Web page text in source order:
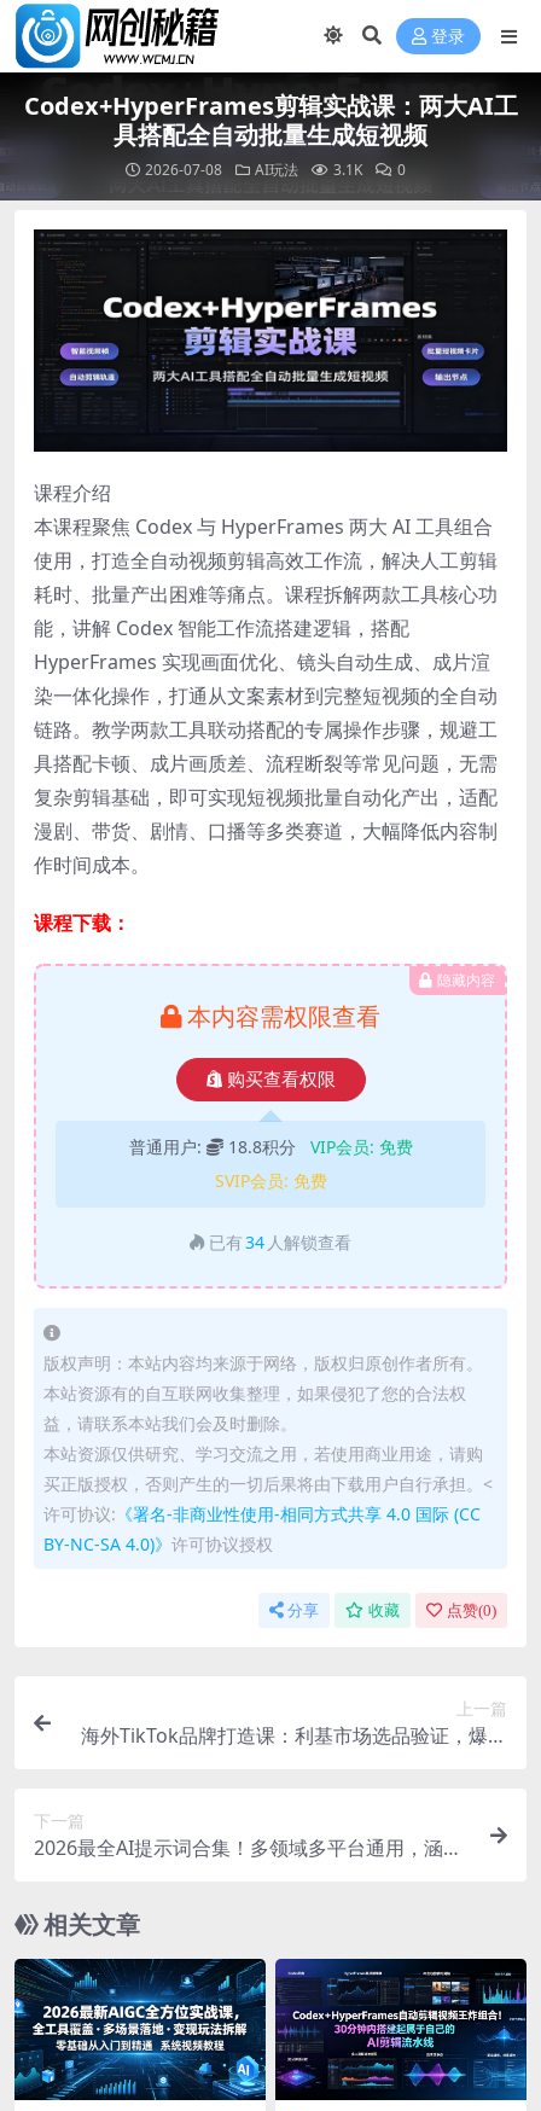
登录
Codex+HyperFrames剪辑实战课：两大AI工
具搭配全自动批量生成短视频
2026-07-08 AI玩法 3.1K 0
课程介绍
本课程聚焦 Codex 与 HyperFrames 两大 AI 工具组合
使用，打造全自动视频剪辑高效工作流，解决人工剪辑
耗时、批量产出困难等痛点。课程拆解两款工具核心功
能，讲解 Codex 智能工作流搭建逻辑，搭配
HyperFrames 实现画面优化、镜头自动生成、成片渲
染一体化操作，打通从文案素材到完整短视频的全自动
链路。教学两款工具联动搭配的专属操作步骤，规避工
具搭配卡顿、成片画质差、流程断裂等常见问题，无需
复杂剪辑基础，即可实现短视频批量自动化产出，适配
漫剧、带货、剧情、口播等多类赛道，大幅降低内容制
作时间成本。
课程下载：
隐藏内容
本内容需权限查看
购买查看权限
普通用户: 18.8积分 VIP会员: 免费
SVIP会员: 免费
已有34 人解锁查看
版权声明：本站内容均来源于网络，版权归原创作者所有。
本站资源有的自互联网收集整理，如果侵犯了您的合法权
益，请联系本站我们会及时删除。
本站资源仅供研究、学习交流之用，若使用商业用途，请购
买正版授权，否则产生的一切后果将由下载用户自行承担。<
许可协议: 《署名-非商业性使用-相同方式共享 4.0 国际 (CC
BY-NC-SA 4.0)》 许可协议授权
分享 收藏 点赞(0)
上一篇
海外TikTok品牌打造课：利基市场选品验证，爆款
下一篇
2026最全AI提示词合集！多领域多平台通用，涵盖
相关文章